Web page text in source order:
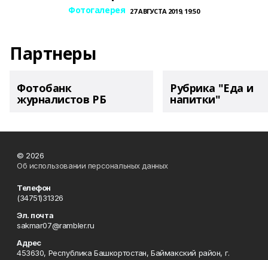
Фотогалерея 27 АВГУСТА 2019, 19:50
Партнеры
Фотобанк
журналистов РБ
Рубрика "Еда и
напитки"
© 2026
Об использовании персональных данных
Телефон
(34751)31326
Эл. почта
sakmar07@rambler.ru
Адрес
453630, Республика Башкортостан, Баймакский район, г.